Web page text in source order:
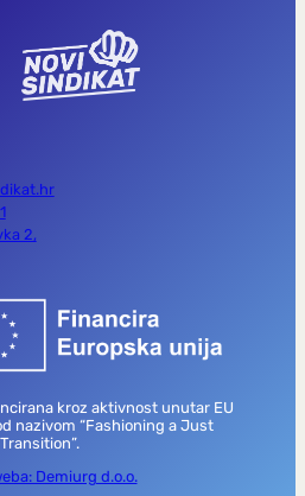
2,
kroz aktivnost unutar EU
nazivom “Fashioning a Just
Transition”.
Demiurg d.o.o.